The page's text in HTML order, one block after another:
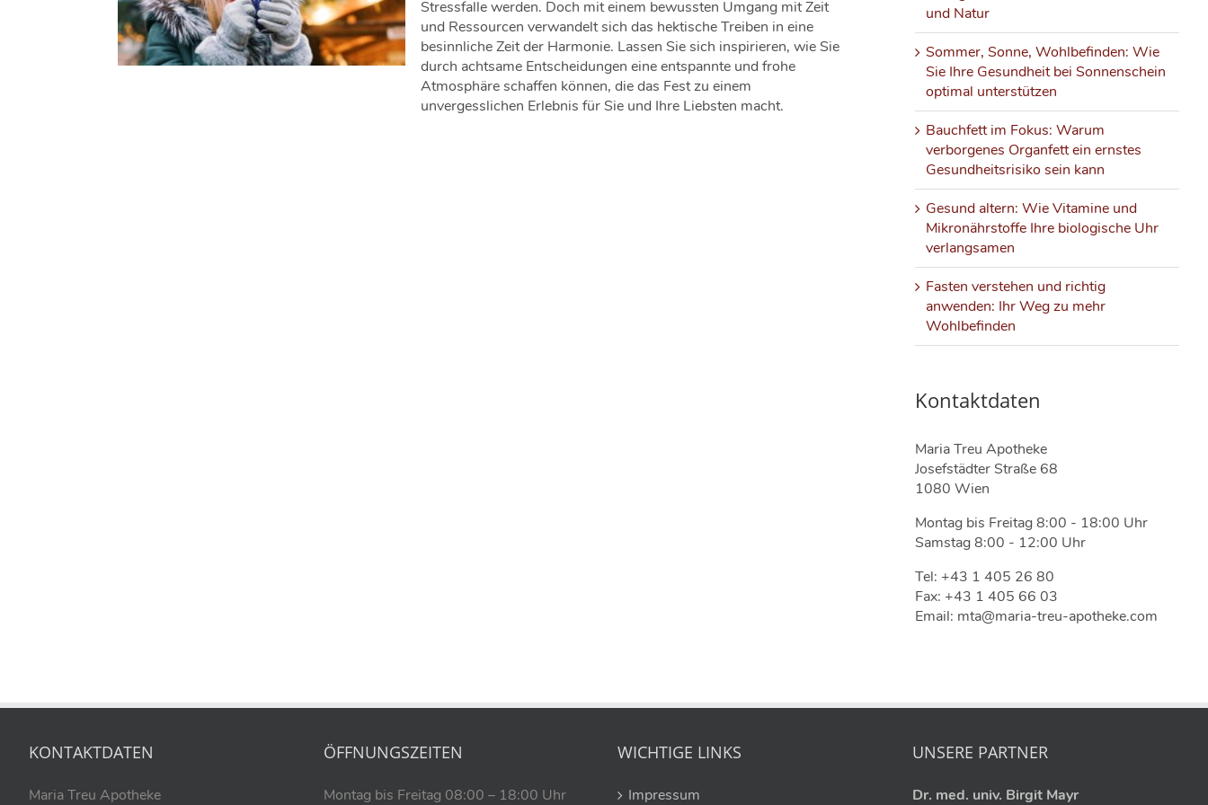
Stressfalle werden. Doch mit einem bewussten Umgang mit Zeit
und Ressourcen verwandelt sich das hektische Treiben in eine
besinnliche Zeit der Harmonie. Lassen Sie sich inspirieren, wie Sie
durch achtsame Entscheidungen eine entspannte und frohe
Atmosphäre schaffen können, die das Fest zu einem
unvergesslichen Erlebnis für Sie und Ihre Liebsten macht.
und Natur
Sommer, Sonne, Wohlbefinden: Wie
Sie Ihre Gesundheit bei Sonnenschein
optimal unterstützen
Bauchfett im Fokus: Warum
verborgenes Organfett ein ernstes
Gesundheitsrisiko sein kann
Gesund altern: Wie Vitamine und
Mikronährstoffe Ihre biologische Uhr
verlangsamen
Fasten verstehen und richtig
anwenden: Ihr Weg zu mehr
Wohlbefinden
Kontaktdaten
Maria Treu Apotheke
Josefstädter Straße 68
1080 Wien
Montag bis Freitag 8:00 - 18:00 Uhr
Samstag 8:00 - 12:00 Uhr
Tel: +43 1 405 26 80
Fax: +43 1 405 66 03
Email: mta@maria-treu-apotheke.com
KONTAKTDATEN
Maria Treu Apotheke
ÖFFNUNGSZEITEN
Montag bis Freitag 08:00 – 18:00 Uhr
WICHTIGE LINKS
Impressum
UNSERE PARTNER
Dr. med. univ. Birgit Mayr